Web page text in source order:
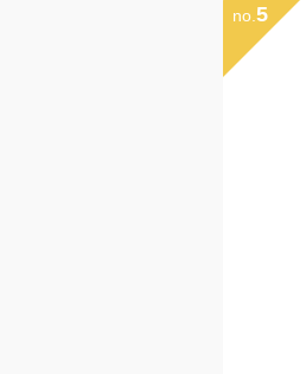
no. 5